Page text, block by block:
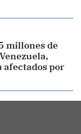
millones de
afectados por